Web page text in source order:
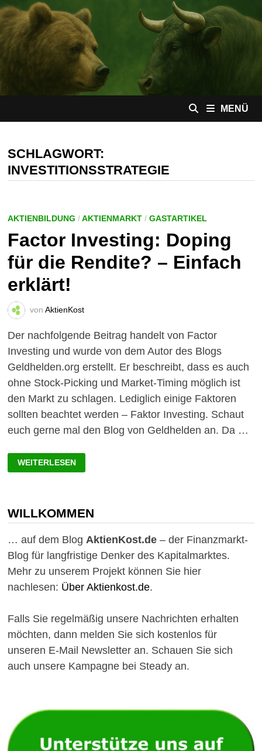
Zum
Inhalt
springen
MENÜ
SCHLAGWORT:
INVESTITIONSSTRATEGIE
AKTIENBILDUNG /AKTIENMARKT/ GASTARTIKEL
Factor Investing: Doping
für die Rendite? – Einfach
erklärt!
von AktienKost
Der nachfolgende Beitrag handelt von Factor
Investing und wurde von dem Autor des Blogs
Geldhelden.org erstellt. Er beschreibt, dass es auch
ohne Stock-Picking und Market-Timing möglich ist
den Markt zu schlagen. Lediglich einige Faktoren
sollten beachtet werden – Faktor Investing. Schaut
euch gerne mal den Blog von Geldhelden an. Da …
FACTOR
INVESTING:
DOPING
–
EINFACH
ERKLÄRT!
WEITERLESEN
WILLKOMMEN
… auf dem Blog AktienKost.de– der Finanzmarkt-
Blog für langfristige Denker des Kapitalmarktes.
Mehr zu unserem Projekt können Sie hier
nachlesen: Über Aktienkost.de.
Falls Sie regelmäßig unsere Nachrichten erhalten
möchten, dann melden Sie sich kostenlos für
unseren E-Mail Newsletter an. Schauen Sie sich
auch unsere Kampagne bei Steady an.